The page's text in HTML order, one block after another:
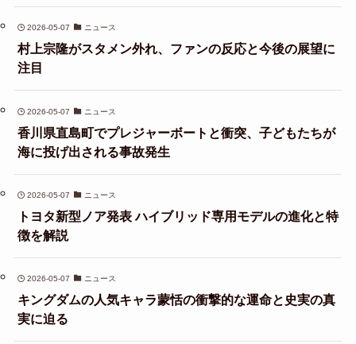
2026-05-07 ニュース
村上宗隆がスタメン外れ、ファンの反応と今後の展望に
注目
2026-05-07 ニュース
香川県直島町でプレジャーボートと衝突、子どもたちが
海に投げ出される事故発生
2026-05-07 ニュース
トヨタ新型ノア発表 ハイブリッド専用モデルの進化と特
徴を解説
2026-05-07 ニュース
キングダムの人気キャラ蒙恬の衝撃的な運命と史実の真
実に迫る